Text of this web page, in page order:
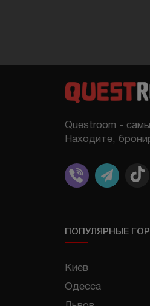
Questroom -
Находите,
ПОПУЛЯРНЫЕ
Киев
Одесса